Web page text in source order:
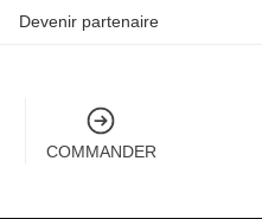
Devenir partenaire
COMMANDER